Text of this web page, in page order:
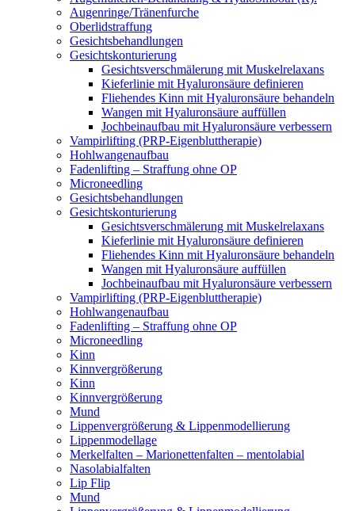
Augenringe/Tränenfurche
Oberlidstraffung
Gesichtsbehandlungen
Gesichtskonturierung
Gesichtsverschmälerung mit Muskelrelaxans
Kieferlinie mit Hyaluronsäure definieren
Fliehendes Kinn mit Hyaluronsäure behandeln
Wangen mit Hyaluronsäure auffüllen
Jochbeinaufbau mit Hyaluronsäure verbessern
Vampirlifting (PRP-Eigenbluttherapie)
Hohlwangenaufbau
Fadenlifting – Straffung ohne OP
Microneedling
Gesichtsbehandlungen
Gesichtskonturierung
Gesichtsverschmälerung mit Muskelrelaxans
Kieferlinie mit Hyaluronsäure definieren
Fliehendes Kinn mit Hyaluronsäure behandeln
Wangen mit Hyaluronsäure auffüllen
Jochbeinaufbau mit Hyaluronsäure verbessern
Vampirlifting (PRP-Eigenbluttherapie)
Hohlwangenaufbau
Fadenlifting – Straffung ohne OP
Microneedling
Kinn
Kinnvergrößerung
Kinn
Kinnvergrößerung
Mund
Lippenvergrößerung & Lippenmodellierung
Lippenmodellage
Merkelfalten – Marionettenfalten – mentolabial
Nasolabialfalten
Lip Flip
Mund